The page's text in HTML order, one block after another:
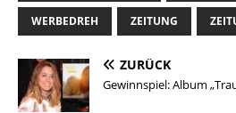
WERBEDREH ZEITUNG
ZURÜCK
Gewinnspiel: Album